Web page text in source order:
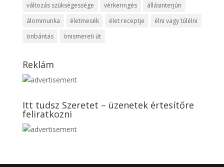
változás szükségessége
vérkeringés
állásinterjún
álommunka
életmesék élet receptje
élni vagy túlélni
önbántás
önismereti út
Reklám
Itt tudsz Szeretet – üzenetek értesítőre
feliratkozni